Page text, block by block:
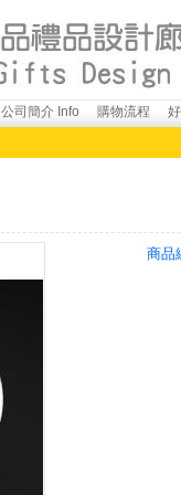
公司簡介 Info 購物流程
商品